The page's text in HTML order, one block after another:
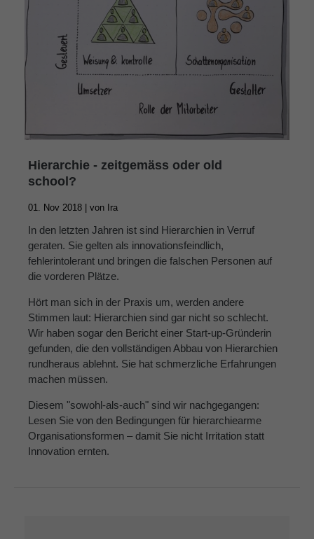
Hierarchie - zeitgemäss oder old
school?
01. Nov 2018 | von Ira
In den letzten Jahren ist sind Hierarchien in Verruf
geraten. Sie gelten als innovationsfeindlich,
fehlerintolerant und bringen die falschen Personen auf
die vorderen Plätze.
Hört man sich in der Praxis um, werden andere
Stimmen laut: Hierarchien sind gar nicht so schlecht.
Wir haben sogar den Bericht einer Start-up-Gründerin
gefunden, die den vollständigen Abbau von Hierarchien
rundheraus ablehnt. Sie hat schmerzliche Erfahrungen
machen müssen.
Diesem "sowohl-als-auch" sind wir nachgegangen:
Lesen Sie von den Bedingungen für hierarchiearme
Organisationsformen – damit Sie nicht Irritation statt
Innovation ernten.